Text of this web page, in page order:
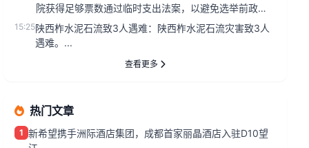
院获得足够票数通过临时支出法案，以避免选举前政府
停摆。...
15:25陕西柞水泥石流致3人遇难：陕西柞水泥石流灾害致3人
遇难。...
查看更多
热门文章
1 新希望携手洲际酒店集团，成都首家丽晶酒店入驻D10望